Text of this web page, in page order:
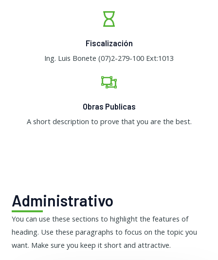
Fiscalización
Ing. Luis Bonete (07)2-279-100 Ext:1013
Obras Publicas
A short description to prove that you are the best.​
Administrativo
You can use these sections to highlight the features of
heading. Use these paragraphs to focus on the topic you
want. Make sure you keep it short and attractive.